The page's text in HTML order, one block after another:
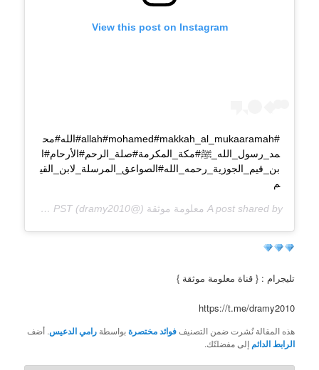
View this post on Instagram
#allah#mohamed#makkah_al_mukaaramah#الله#مح
مد_رسول_الله_ﷺ#مكة_المكرمة#صلة_الرحم#الأرحام#ا
بن_قيم_الجوزية_رحمه_الله#الصواعق_المرسلة_لابن_القي
م
A post shared by معلومة موثقة (@dramy2010) on
Jan 1, 2020 at 9:58pm PST
تليجرام : { قناة معلومة موثقة }
https://t.me/dramy2010
هذه المقالة نُشرت ضمن التصنيففوائد مختصرةبواسطةرامي الدعيس. أضف
الرابط الدائم إلى مفضلتّك.